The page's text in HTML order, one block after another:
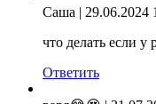
Саша | 29.06.2024
что делать если у
Ответить